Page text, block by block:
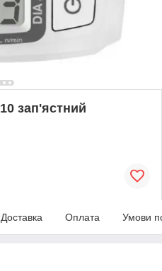
зап'ястний
Доставка Оплата Умови